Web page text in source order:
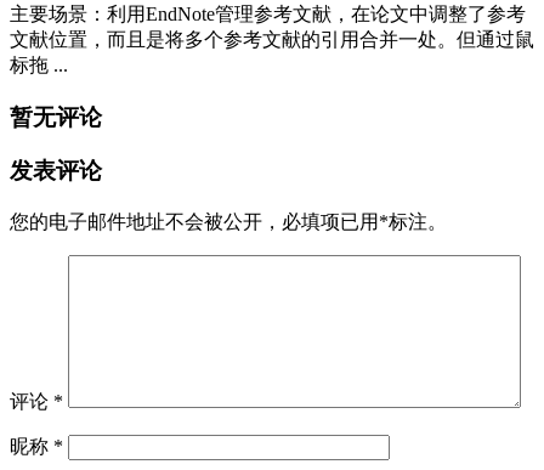
主要场景：利用EndNote管理参考文献，在论文中调整了参考
文献位置，而且是将多个参考文献的引用合并一处。但通过鼠
标拖 ...
暂无评论
发表评论
您的电子邮件地址不会被公开， 必填项已用 *标注。
评论 *
昵称 *